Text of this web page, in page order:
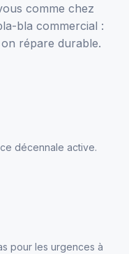
comme chez
bla commercial :
répare durable.
décennale active.
pour les urgences à